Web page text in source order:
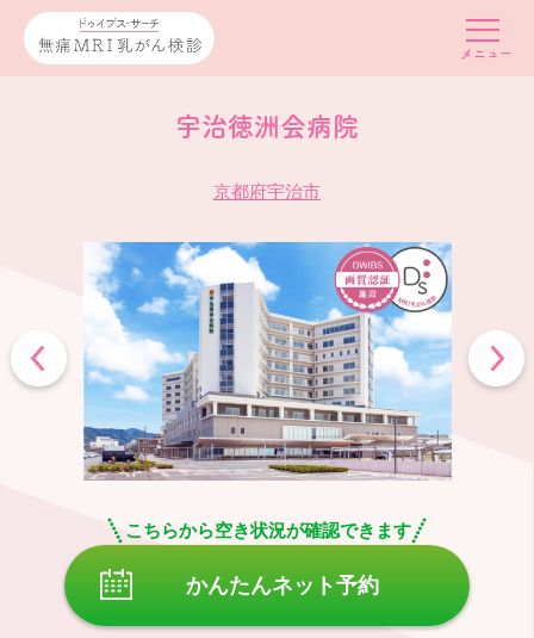
宇治徳洲会病院
京都府宇治市
こちらから空き状況が確認できます
かんたんネット予約